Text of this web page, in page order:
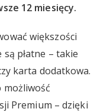
12 miesięcy.
większości
płatne – takie
karta dodatkowa.
możliwość
Premium – dzięki